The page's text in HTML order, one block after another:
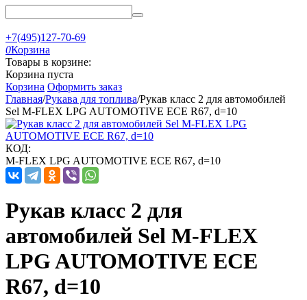
+7(495)127-70-69
0Корзина
Товары в корзине:
Корзина пуста
Корзина Оформить заказ
Главная/Рукава для топлива/Рукав класс 2 для автомобилей
Sel M-FLEX LPG AUTOMOTIVE ECE R67, d=10
КОД:
M-FLEX LPG AUTOMOTIVE ECE R67, d=10
Рукав класс 2 для
автомобилей Sel M-FLEX
LPG AUTOMOTIVE ECE
R67, d=10